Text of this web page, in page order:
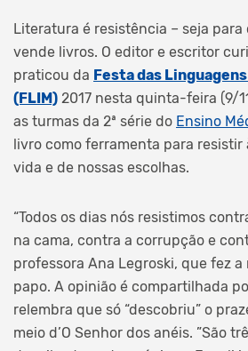
Literatura é resistência – seja para
vende livros. O editor e escritor
praticou da Festa das
(FLIM) 2017 nesta quinta-feira (9/
as turmas da 2ª série do Ensino
livro como ferramenta para
vida e de nossas escolhas.
“Todos os dias nós resistimos
na cama, contra a corrupção e
professora Ana Legroski, que fez
papo. A opinião é compartilhada
relembra que só “descobriu” o
meio d’O Senhor dos anéis. ”São